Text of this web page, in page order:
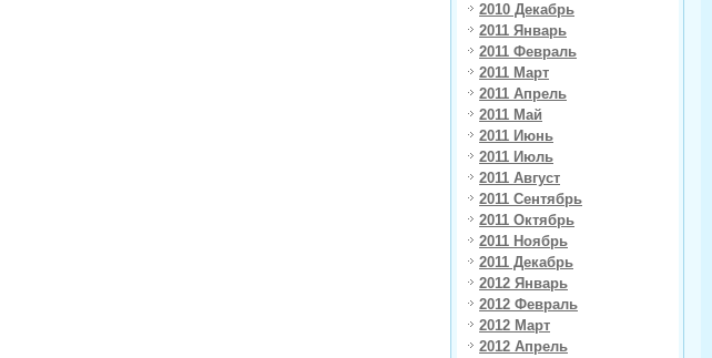
2010 Декабрь
2011 Январь
2011 Февраль
2011 Март
2011 Апрель
2011 Май
2011 Июнь
2011 Июль
2011 Август
2011 Сентябрь
2011 Октябрь
2011 Ноябрь
2011 Декабрь
2012 Январь
2012 Февраль
2012 Март
2012 Апрель